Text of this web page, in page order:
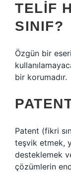
TELIF
SINIF?
Özgün bir
bir korumadır.
Patent (fikri
teşvik etmek,
desteklemek
çözümlerin